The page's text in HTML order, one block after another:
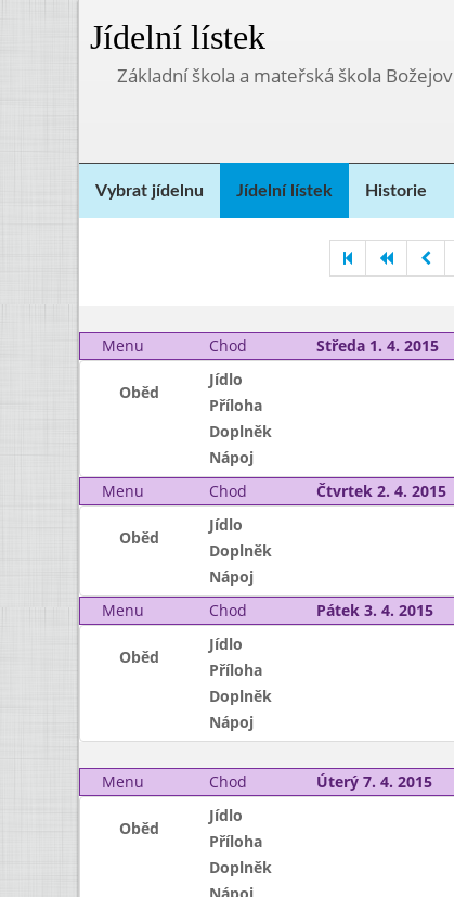
Jídelní lístek
Základní škola a mateřská škola Božejov
Vybrat jídelnu Jídelní lístek Historie
Menu
Chod Středa 1. 4. 2015
Oběd
Jídlo
Příloha
Doplněk
Nápoj
Menu
Chod Čtvrtek 2. 4. 2015
Oběd
Jídlo
Doplněk
Nápoj
Menu
Chod Pátek 3. 4. 2015
Oběd
Jídlo
Příloha
Doplněk
Nápoj
Menu
Chod Úterý 7. 4. 2015
Oběd
Jídlo
Příloha
Doplněk